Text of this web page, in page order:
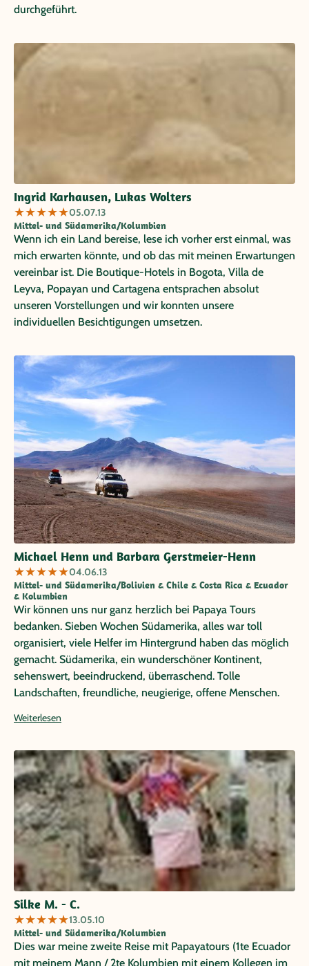
durchgeführt.
Ingrid Karhausen, Lukas Wolters
★★★★★05.07.13
Mittel- und Südamerika/Kolumbien
Wenn ich ein Land bereise, lese ich vorher erst einmal, was
mich erwarten könnte, und ob das mit meinen Erwartungen
vereinbar ist. Die Boutique-Hotels in Bogota, Villa de
Leyva, Popayan und Cartagena entsprachen absolut
unseren Vorstellungen und wir konnten unsere
individuellen Besichtigungen umsetzen.
Michael Henn und Barbara Gerstmeier-Henn
★★★★★04.06.13
Mittel- und Südamerika/Bolivien & Chile & Costa Rica & Ecuador
& Kolumbien
Wir können uns nur ganz herzlich bei Papaya Tours
bedanken. Sieben Wochen Südamerika, alles war toll
organisiert, viele Helfer im Hintergrund haben das möglich
gemacht. Südamerika, ein wunderschöner Kontinent,
sehenswert, beeindruckend, überraschend. Tolle
Landschaften, freundliche, neugierige, offene Menschen.
Meereshöhe bis 5.100 m. Fast abenteuerlich, was man in
werden wir uns ein Leben lang erinnern. Vielen Dank
nochmals an Papaya Tours, die uns das ermöglicht haben.
Weiterlesen
Silke M. - C.
★★★★★13.05.10
Mittel- und Südamerika/Kolumbien
Dies war meine zweite Reise mit Papayatours (1te Ecuador
mit meinem Mann / 2te Kolumbien mit einem Kollegen im